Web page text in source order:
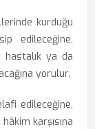
kurduğu
edileceğine,
hastalık ya da
yorulur.
edileceğine,
karşısına